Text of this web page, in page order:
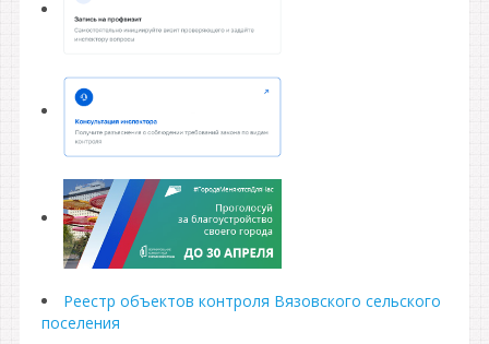
Реестр объектов контроля Вязовского сельского
поселения